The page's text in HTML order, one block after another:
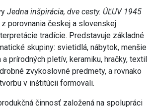
Jedna inšpirácia, dve cesty. ÚĽUV 1945
porovnania českej a slovenskej
tradície. Predstavuje základné
skupiny: svietidlá, nábytok, menšie
prírodných pletív, keramiku, hračky, textil
zvykoslovné predmety, a rovnako
v inštitúcii formovali.
činnosť založená na spolupráci